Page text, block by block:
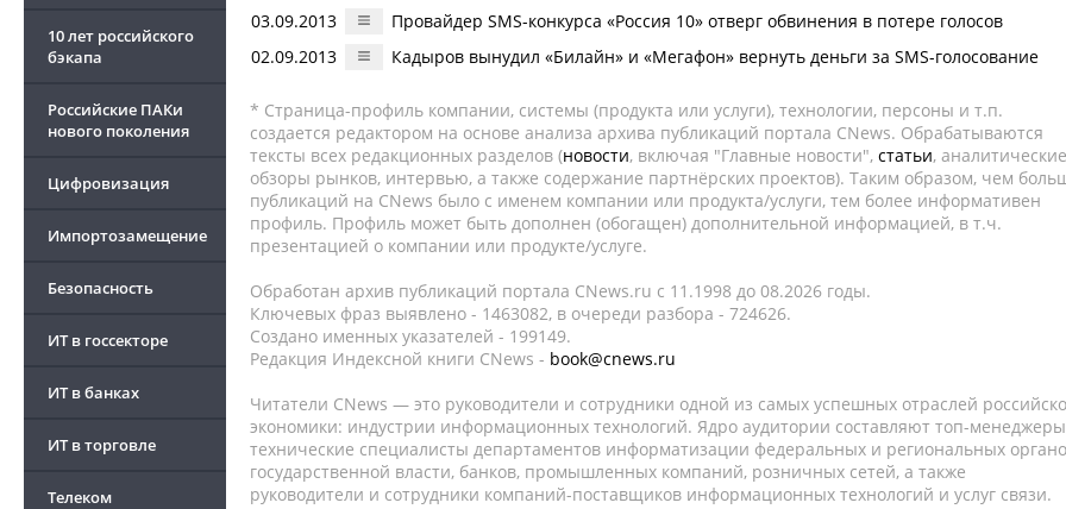
10 лет российского
бэкапа
Российские ПАКи
нового поколения
Цифровизация
Импортозамещение
Безопасность
ИТ в госсекторе
ИТ в банках
ИТ в торговле
Телеком
03.09.2013
Провайдер SMS-конкурса «Россия 10» отверг обвинения в потере голосов
02.09.2013
Кадыров вынудил «Билайн» и «Мегафон» вернуть деньги за SMS-голосование
* Страница-профиль компании, системы (продукта или услуги), технологии, персоны и т.п.
создается редактором на основе анализа архива публикаций портала CNews. Обрабатываются
тексты всех редакционных разделов (новости, включая "Главные новости", статьи, аналитические
обзоры рынков, интервью, а также содержание партнёрских проектов). Таким образом, чем
публикаций на CNews было с именем компании или продукта/услуги, тем более информативен
профиль. Профиль может быть дополнен (обогащен) дополнительной информацией, в т.ч.
презентацией о компании или продукте/услуге.
Обработан архив публикаций портала CNews.ru c 11.1998 до 08.2026 годы.
Ключевых фраз выявлено - 1463082, в очереди разбора - 724626.
Создано именных указателей - 199149.
Редакция Индексной книги CNews - book@cnews.ru
Читатели CNews — это руководители и сотрудники одной из самых успешных отраслей
экономики: индустрии информационных технологий. Ядро аудитории составляют топ-
технические специалисты департаментов информатизации федеральных и региональных
государственной власти, банков, промышленных компаний, розничных сетей, а также
руководители и сотрудники компаний-поставщиков информационных технологий и услуг связи.